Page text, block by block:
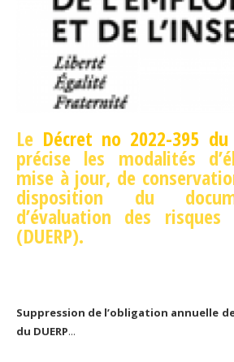
Le Décret no 2022-395
précise les modalités
mise à jour, de
disposition du
d’évaluation des risques
(DUERP).
Suppression de l’obligation annuelle
du DUERP...